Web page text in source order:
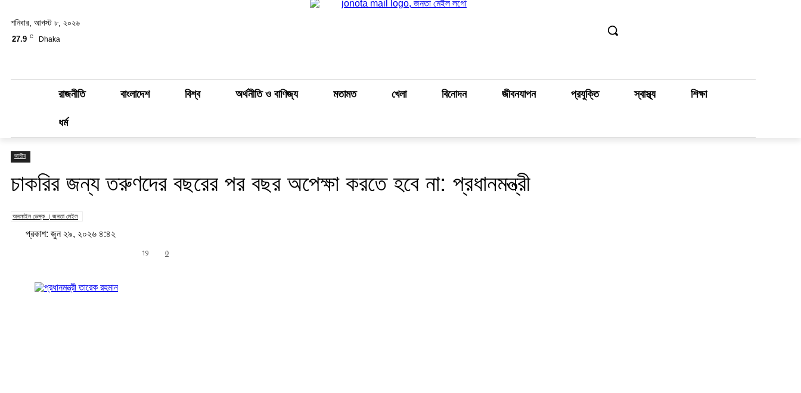
শনিবার, আগস্ট ৮, ২০২৬
27.9 C Dhaka
রাজনীতি বাংলাদেশ বিশ্ব অর্থনীতি ও বাণিজ্য মতামত খেলা বিনোদন জীবনযাপন প্রযুক্তি স্বাস্থ্য শিক্ষা
ধর্ম
জাতীয়
চাকরির জন্য তরুণদের বছরের পর বছর অপেক্ষা করতে হবে না: প্রধানমন্ত্রী
অনলাইন ডেস্ক । জনতা মেইল
প্রকাশ: জুন ২৯, ২০২৬ ৪:৪২
0
19